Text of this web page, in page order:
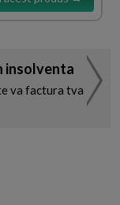
insolventa
va factura tva